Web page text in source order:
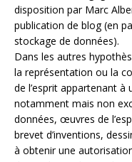
disposition par Marc
publication de blog (en
stockage de données).
Dans les autres
la représentation ou la
de l’esprit appartenant
notamment mais non
données, œuvres de
brevet d’inventions,
à obtenir une